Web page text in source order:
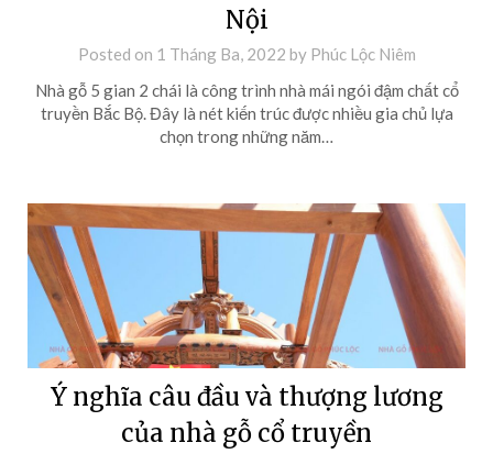
Nội
Posted on 1 Tháng Ba, 2022 by Phúc Lộc Niêm
Nhà gỗ 5 gian 2 chái là công trình nhà mái ngói đậm chất cổ
truyền Bắc Bộ. Đây là nét kiến trúc được nhiều gia chủ lựa
chọn trong những năm…
Ý nghĩa câu đầu và thượng lương
của nhà gỗ cổ truyền